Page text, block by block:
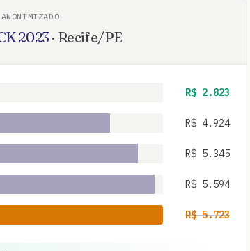
2023· Recife/PE
R$ 2.823
R$ 4.924
R$ 5.345
R$ 5.594
R$5.723